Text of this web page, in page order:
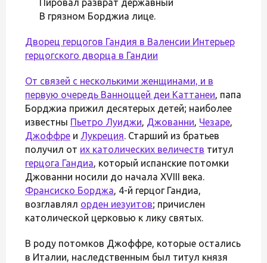
Пировал разврат державный
В грязном Борджиа лице.
Дворец герцогов Гандия в Валенсии Интерьер
герцогского дворца в Гандии
От связей с несколькими женщинами, и в
первую очередь Ванноццей деи Каттанеи, папа
Борджиа прижил десятерых детей; наиболее
известны Пьетро Луиджи, Джованни, Чезаре,
Джоффре и Лукреция. Старший из братьев
получил от их католических величеств титул
герцога Гандиа, который испанские потомки
Джованни носили до начала XVIII века.
Франсиско Борджа, 4-й герцог Гандиа,
возглавлял орден иезуитов; причислен
католической церковью к лику святых.
В роду потомков Джоффре, которые остались
в Италии, наследственным был титул князя